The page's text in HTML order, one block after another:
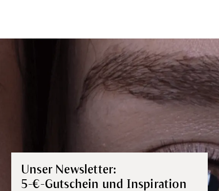
Unser Newsletter:
5-€-Gutschein und Inspiration